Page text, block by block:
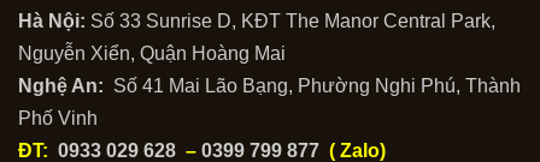
Hà Nội: Số 33 Sunrise D, KĐT The Manor Central Park,
Nguyễn Xiển, Quận Hoàng Mai
Nghệ An: Số 41 Mai Lão Bạng, Phường Nghi Phú, Thành
Phố Vinh
ĐT: 0933 029 628 – 0399 799 877 ( Zalo)